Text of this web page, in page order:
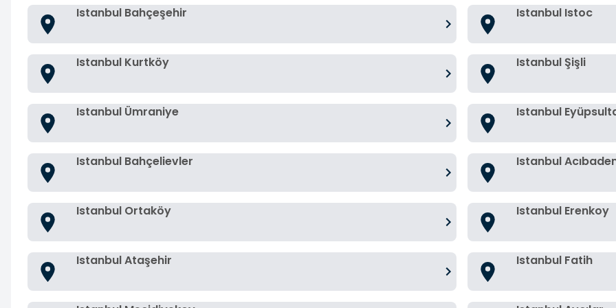
Istanbul Bahçeşehir Istanbul Istoc
Istanbul Kurtköy Istanbul Şişli
Istanbul Ümraniye Istanbul
Istanbul Bahçelievler Istanbul
Istanbul Ortaköy Istanbul Erenkoy
Istanbul Ataşehir Istanbul Fatih